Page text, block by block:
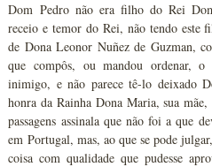
Dom Pedro não era filho do Rei
receio e temor do Rei, não tendo este
de Dona Leonor Nuñez de Guzman,
que compôs, ou mandou ordenar,
inimigo, e não parece tê-lo deixado
honra da Rainha Dona Maria, sua
passagens assinala que não foi a que
em Portugal, mas, ao que se pode
coisa com qualidade que pudesse